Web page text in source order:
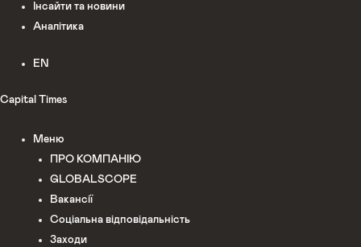
Інсайти та новини
Аналітика
EN
Capital Times
Меню
ПРО КОМПАНІЮ
GLOBALSCOPE
Вакансії
Соціальна відповідальність
Заходи